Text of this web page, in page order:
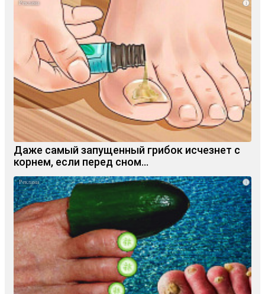
i
Даже самый запущенный грибок исчезнет с
корнем, если перед сном…
i